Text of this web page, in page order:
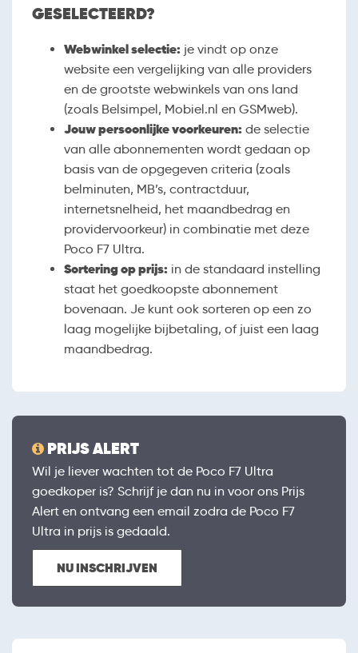
GESELECTEERD?
Webwinkel selectie: je vindt op onze
website een vergelijking van alle providers
en de grootste webwinkels van ons land
(zoals Belsimpel, Mobiel.nl en GSMweb).
Jouw persoonlijke voorkeuren: de selectie
van alle abonnementen wordt gedaan op
basis van de opgegeven criteria (zoals
belminuten, MB’s, contractduur,
internetsnelheid, het maandbedrag en
providervoorkeur) in combinatie met deze
Poco F7 Ultra.
Sortering op prijs: in de standaard instelling
staat het goedkoopste abonnement
bovenaan. Je kunt ook sorteren op een zo
laag mogelijke bijbetaling, of juist een laag
maandbedrag.
PRIJS ALERT
Wil je liever wachten tot de Poco F7 Ultra
goedkoper is? Schrijf je dan nu in voor ons Prijs
Alert en ontvang een email zodra de Poco F7
Ultra in prijs is gedaald.
NU INSCHRIJVEN